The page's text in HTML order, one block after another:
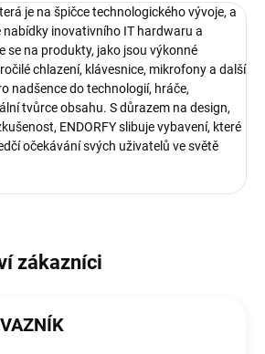
je na špičce technologického vývoje, a
inovativního IT hardwaru a
se na produkty, jako jsou výkonné
chlazení, klávesnice, mikrofony a další
nadšence do technologií, hráče,
tvůrce obsahu. S důrazem na design,
ENDORFY slibuje vybavení, které
očekávání svých uživatelů ve světě